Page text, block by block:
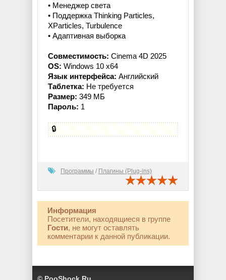
• Менеджер света
• Поддержка Thinking Particles,
XParticles, Turbulence
• Адаптивная выборка
Совместимость: Cinema 4D 2025
OS: Windows 10 x64
Язык интерфейса: Английский
Таблетка: Не требуется
Размер: 349 МБ
Пароль: 1
🔒
Программы / Плагины (Plug-ins)
Информация
Посетители, находящиеся в группе
Гости, не могут оставлять
комментарии к данной публикации.